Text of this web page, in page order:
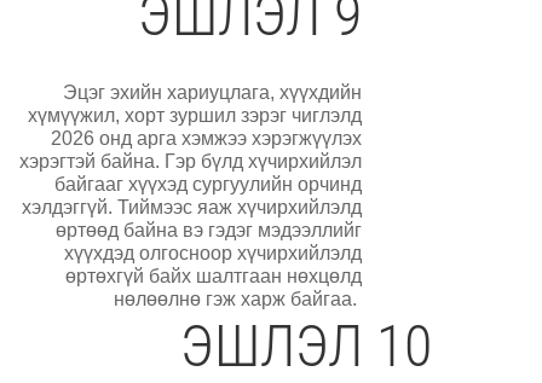
ЭШЛЭЛ 9
Эцэг эхийн хариуцлага, хүүхдийн
хүмүүжил, хорт зуршил зэрэг чиглэлд
2026 онд арга хэмжээ хэрэгжүүлэх
хэрэгтэй байна. Гэр бүлд хүчирхийлэл
байгааг хүүхэд сургуулийн орчинд
хэлдэггүй. Тиймээс яаж хүчирхийлэлд
өртөөд байна вэ гэдэг мэдээллийг
хүүхдэд олгосноор хүчирхийлэлд
өртөхгүй байх шалтгаан нөхцөлд
нөлөөлнө гэж харж байгаа.
ЭШЛЭЛ 10